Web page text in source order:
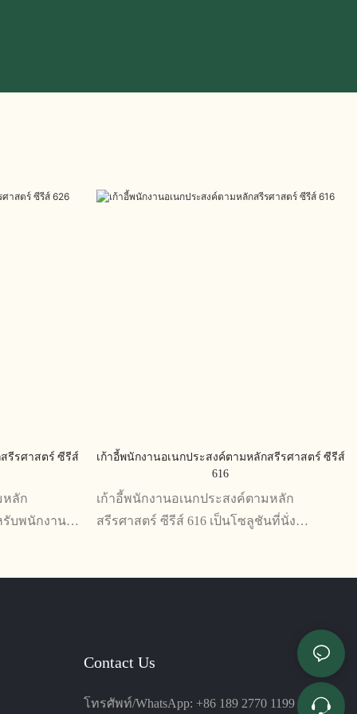
รีรศาสตร์ ซีรีส์
หลัก
รับพนักงานที่
เก้าอี้พนักงานอเนกประสงค์ตามหลักสรีรศาสตร์ ซีรีส์
616
เก้าอี้พนักงานอเนกประสงค์ตามหลัก
สรีรศาสตร์ ซีรีส์ 616 เป็นโซลูชันที่นั่ง
สำนักงาน
Contact Us
โทรศัพท์/WhatsApp: +86 189 2770 1199